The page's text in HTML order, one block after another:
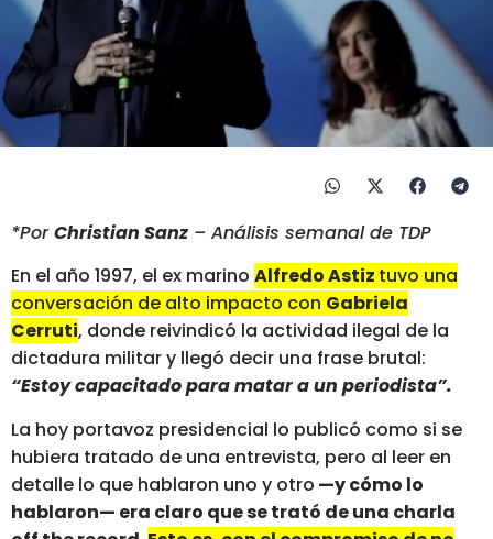
*PorChristian Sanz – Análisis semanal de TDP
En el año 1997, el ex marino Alfredo Astiz tuvo una
conversación de alto impacto con Gabriela
Cerruti, donde reivindicó la actividad ilegal de la
dictadura militar y llegó decir una frase brutal:
“Estoy capacitado para matar a un periodista”.
La hoy portavoz presidencial lo publicó como si se
hubiera tratado de una entrevista, pero al leer en
detalle lo que hablaron uno y otro —y cómo lo
hablaron— era claro que se trató de una charla